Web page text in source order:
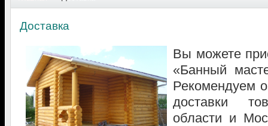
Доставка
Вы можете
«Банный
Рекомендуем
доставки
области и